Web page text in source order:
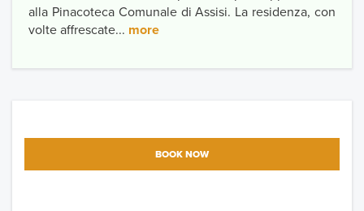
alla Pinacoteca Comunale di Assisi. La residenza, con
volte affrescate... more
BOOK NOW